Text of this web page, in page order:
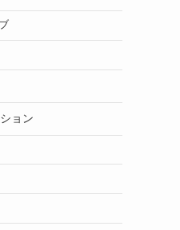
ョン